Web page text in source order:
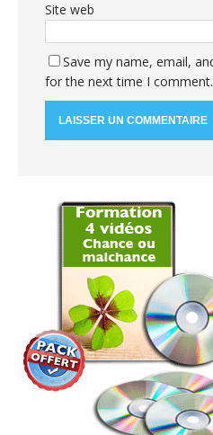
Site web
Save my name, email,
for the next time I comment.